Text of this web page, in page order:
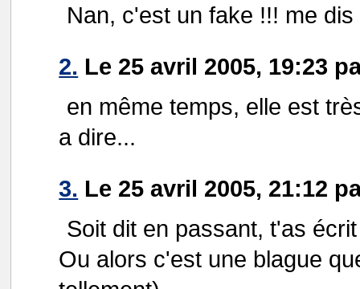
Nan, c'est un fake !!! me
2. Le 25 avril 2005, 19:23
en même temps, elle est
a dire...
3. Le 25 avril 2005, 21:12
Soit dit en passant, t'as
Ou alors c'est une blague